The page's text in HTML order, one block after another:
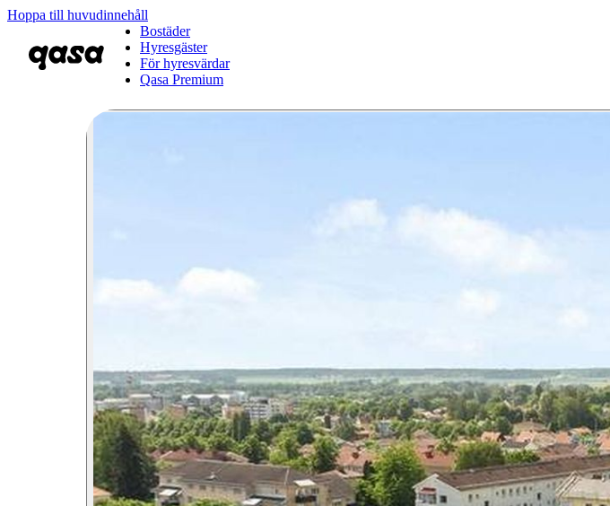
Hoppa till huvudinnehåll
Bostäder
Hyresgäster
För hyresvärdar
Qasa Premium